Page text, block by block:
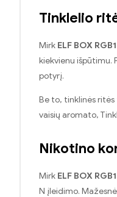
Tinklelio
Mirk ELF BOX
kiekvienu išpūtimu.
potyrį.
Be to, tinklinės
vaisių aromato,
Nikotino
Mirk ELF BOX
N įleidimo.